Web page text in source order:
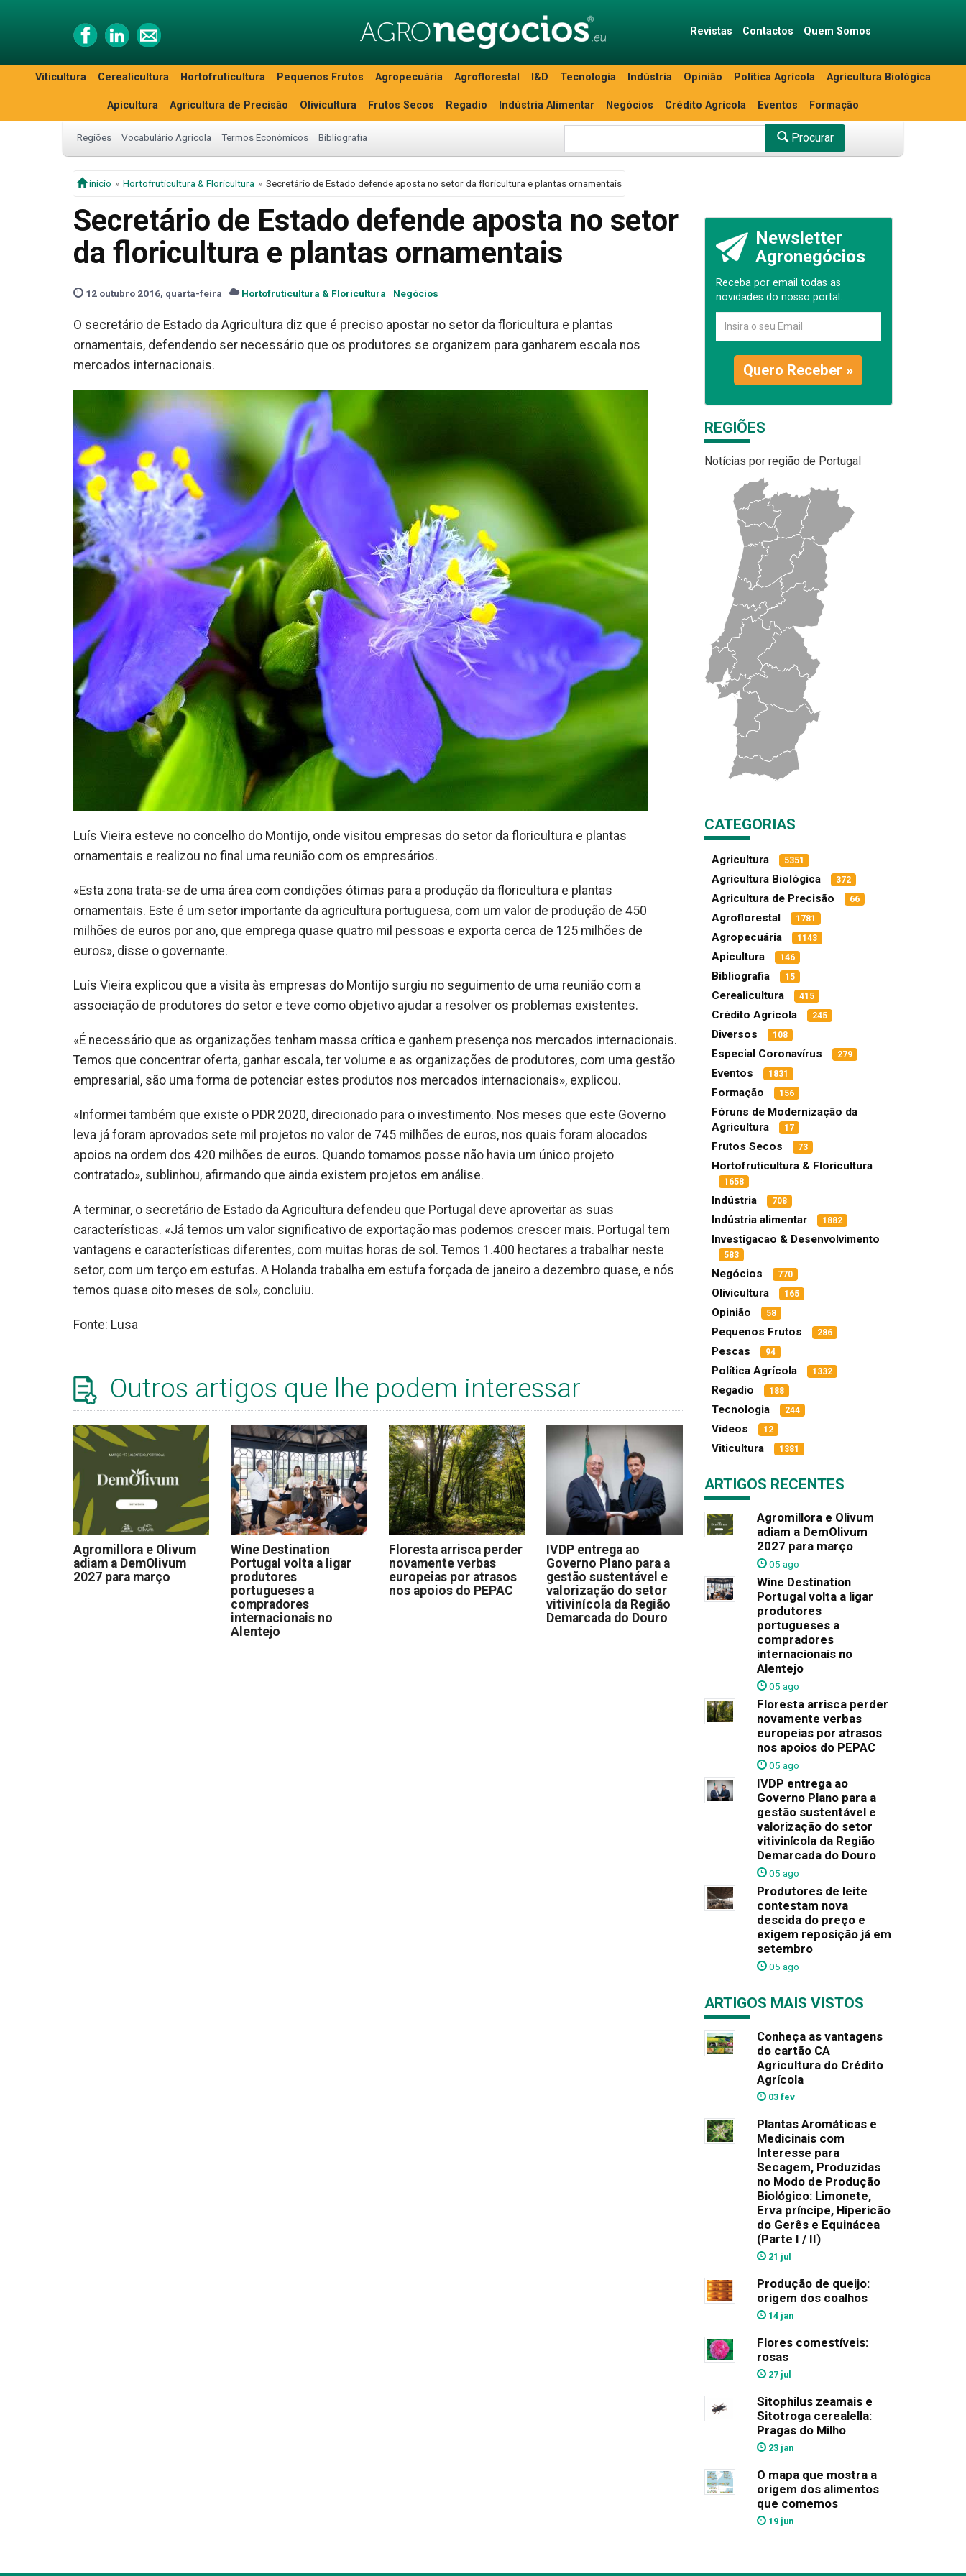
Revistas Contactos Quem Somos
Viticultura Cerealicultura Hortofruticultura Pequenos Frutos Agropecuária Agroflorestal I&D Tecnologia Indústria Opinião Política Agrícola Agricultura Biológica
Apicultura Agricultura de Precisão Olivicultura Frutos Secos Regadio Indústria Alimentar Negócios Crédito Agrícola Eventos Formação
Regiões Vocabulário Agrícola Termos Económicos Bibliografia Procurar
início Hortofruticultura & Floricultura Secretário de Estado defende aposta no setor da floricultura e plantas ornamentais
Secretário de Estado defende aposta no setor
da floricultura e plantas ornamentais
12 outubro 2016, quarta-feira Hortofruticultura & Floricultura Negócios
O secretário de Estado da Agricultura diz que é preciso apostar no setor da floricultura e plantas
ornamentais, defendendo ser necessário que os produtores se organizem para ganharem escala nos
mercados internacionais.
Luís Vieira esteve no concelho do Montijo, onde visitou empresas do setor da floricultura e plantas
ornamentais e realizou no final uma reunião com os empresários.
«Esta zona trata-se de uma área com condições ótimas para a produção da floricultura e plantas
ornamentais. Este é um setor importante da agricultura portuguesa, com um valor de produção de 450
milhões de euros por ano, que emprega quase quatro mil pessoas e exporta cerca de 125 milhões de
euros», disse o governante.
Luís Vieira explicou que a visita às empresas do Montijo surgiu no seguimento de uma reunião com a
associação de produtores do setor e teve como objetivo ajudar a resolver os problemas existentes.
«É necessário que as organizações tenham massa crítica e ganhem presença nos mercados internacionais.
Temos que concentrar oferta, ganhar escala, ter volume e as organizações de produtores, com uma gestão
empresarial, são uma forma de potenciar estes produtos nos mercados internacionais», explicou.
«Informei também que existe o PDR 2020, direcionado para o investimento. Nos meses que este Governo
leva já foram aprovados sete mil projetos no valor de 745 milhões de euros, nos quais foram alocados
apoios na ordem dos 420 milhões de euros. Quando tomamos posse não havia um único projeto
contratado», sublinhou, afirmando que ainda existem projetos em análise.
A terminar, o secretário de Estado da Agricultura defendeu que Portugal deve aproveitar as suas
características. «Já temos um valor significativo de exportação mas podemos crescer mais. Portugal tem
vantagens e características diferentes, com muitas horas de sol. Temos 1.400 hectares a trabalhar neste
setor, com um terço em estufas. A Holanda trabalha em estufa forçada de janeiro a dezembro quase, e nós
temos quase oito meses de sol», concluiu.
Fonte: Lusa
Outros artigos que lhe podem interessar
Agromillora e Olivum
adiam a DemOlivum
2027 para março
Wine Destination
Portugal volta a ligar
produtores
portugueses a
compradores
internacionais no
Alentejo
Floresta arrisca perder
novamente verbas
europeias por atrasos
nos apoios do PEPAC
IVDP entrega ao
Governo Plano para a
gestão sustentável e
valorização do setor
vitivinícola da Região
Demarcada do Douro
Newsletter
Agronegócios
Receba por email todas as
novidades do nosso portal.
Quero Receber »
REGIÕES
Notícias por região de Portugal
CATEGORIAS
Agricultura 5351
Agricultura Biológica 372
Agricultura de Precisão 66
Agroflorestal 1781
Agropecuária 1143
Apicultura 146
Bibliografia 15
Cerealicultura 415
Crédito Agrícola 245
Diversos 108
Especial Coronavírus 279
Eventos 1831
Formação 156
Fóruns de Modernização da
Agricultura
17
Frutos Secos 73
Hortofruticultura & Floricultura
1658
Indústria 708
Indústria alimentar 1882
Investigacao & Desenvolvimento
583
Negócios 770
Olivicultura 165
Opinião 58
Pequenos Frutos 286
Pescas 94
Política Agrícola 1332
Regadio 188
Tecnologia 244
Vídeos 12
Viticultura 1381
ARTIGOS RECENTES
Agromillora e Olivum
adiam a DemOlivum
2027 para março
05 ago
Wine Destination
Portugal volta a ligar
produtores
portugueses a
compradores
internacionais no
Alentejo
05 ago
Floresta arrisca perder
novamente verbas
europeias por atrasos
nos apoios do PEPAC
05 ago
IVDP entrega ao
Governo Plano para a
gestão sustentável e
valorização do setor
vitivinícola da Região
Demarcada do Douro
05 ago
Produtores de leite
contestam nova
descida do preço e
exigem reposição já em
setembro
05 ago
ARTIGOS MAIS VISTOS
Conheça as vantagens
do cartão CA
Agricultura do Crédito
Agrícola
03 fev
Plantas Aromáticas e
Medicinais com
Interesse para
Secagem, Produzidas
no Modo de Produção
Biológico: Limonete,
Erva príncipe, Hipericão
do Gerês e Equinácea
(Parte I / II)
21 jul
Produção de queijo:
origem dos coalhos
14 jan
Flores comestíveis:
rosas
27 jul
Sitophilus zeamais e
Sitotroga cerealella:
Pragas do Milho
23 jan
O mapa que mostra a
origem dos alimentos
que comemos
19 jun